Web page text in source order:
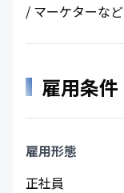
/ マーケターなど
雇用条件
雇用形態
正社員